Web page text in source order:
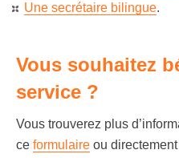
Une secrétaire bilingue.
Vous souhaitez
service ?
Vous trouverez plus
ce formulaire ou